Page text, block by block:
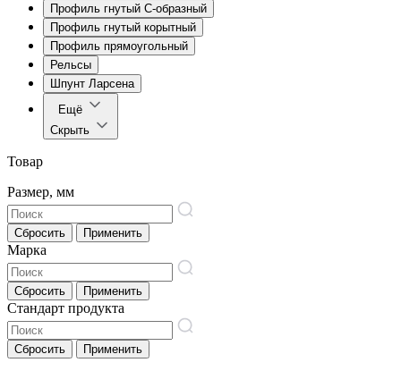
Профиль гнутый С-образный
Профиль гнутый корытный
Профиль прямоугольный
Рельсы
Шпунт Ларсена
Ещё
Скрыть
Товар
Размер, мм
Сбросить Применить
Марка
Сбросить Применить
Стандарт продукта
Сбросить Применить